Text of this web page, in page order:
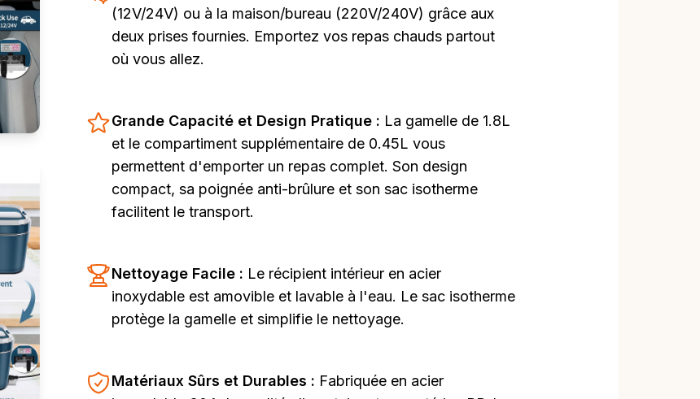
(12V/24V) ou à la maison/bureau (220V/240V) grâce aux
deux prises fournies. Emportez vos repas chauds partout
où vous allez.
Grande Capacité et Design Pratique : La gamelle de 1.8L
et le compartiment supplémentaire de 0.45L vous
permettent d'emporter un repas complet. Son design
compact, sa poignée anti-brûlure et son sac isotherme
facilitent le transport.
Nettoyage Facile : Le récipient intérieur en acier
inoxydable est amovible et lavable à l'eau. Le sac isotherme
protège la gamelle et simplifie le nettoyage.
Matériaux Sûrs et Durables : Fabriquée en acier